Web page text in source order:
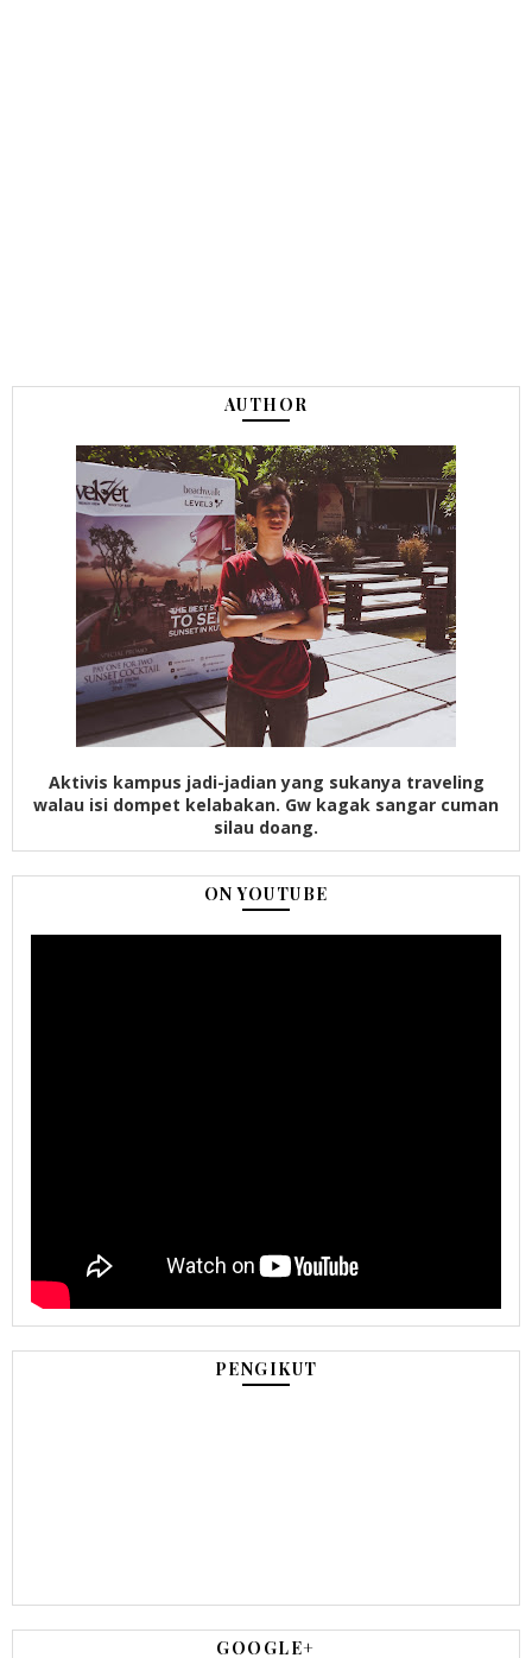
AUTHOR
Aktivis kampus jadi-jadian yang sukanya traveling
walau isi dompet kelabakan. Gw kagak sangar cuman
silau doang.
ON YOUTUBE
PENGIKUT
GOOGLE+